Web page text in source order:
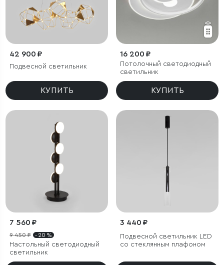
42 900 ₽
Подвесной светильник
КУПИТЬ
16 200 ₽
Потолочный светодиодный
светильник
КУПИТЬ
7 560 ₽
9 450 ₽ - 20 %
Настольный светодиодный
светильник
3 440 ₽
Подвесной светильник LED
со стеклянным плафоном